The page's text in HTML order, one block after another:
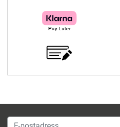
E-postadress